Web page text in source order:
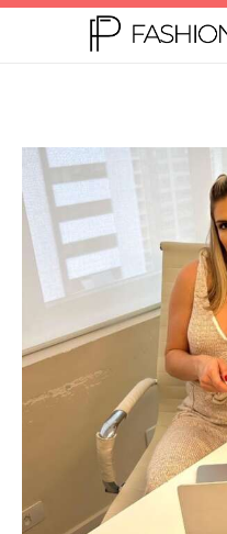
Home
Moda
Beleza
Negócios
Comportamento